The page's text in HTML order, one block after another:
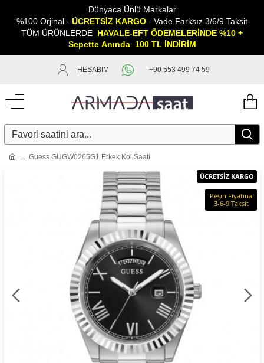
Dünyaca Ünlü Markalar
%100 Orjinal - ÜCRETSİZ KARGO - Vade Farksız 3/6/9 Taksit
TÜM ÜRÜNLERDE HAVALE-EFT ÖDEMELERİNDE %10 +
Sepette Anında 100 TL İNDİRİM
HESABIM +90 553 499 74 59
Guess GUGW0265G1 Erkek Kol Saati
ÜCRETSİZ KARGO
Peşin Fiyatına
3-6-9 Taksit